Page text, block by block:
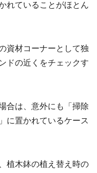
れていることがほとん
資材コーナーとして独
ドの近くをチェックす
合は、意外にも「掃除
に置かれているケース
植木鉢の植え替え時の